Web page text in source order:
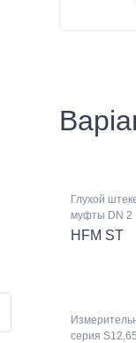
Глухой
муфты DN 2
HFM ST
серия